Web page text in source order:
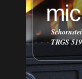
TRGS